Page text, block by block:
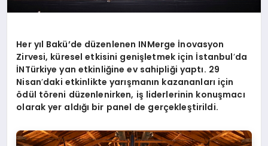
Her yıl Bakü’de düzenlenen INMerge İnovasyon
Zirvesi, küresel etkisini genişletmek için İstanbul’da
İNTürkiye yan etkinliğine ev sahipliği yaptı. 29
Nisan’daki etkinlikte yarışmanın kazananları için
ödül töreni düzenlenirken, iş liderlerinin konuşmacı
olarak yer aldığı bir panel de gerçekleştirildi.